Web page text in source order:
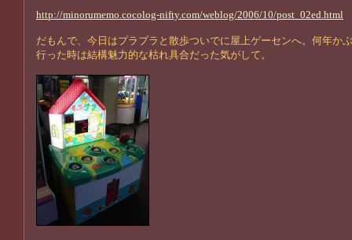
http://minorumemo.cocolog-nifty.com/weblog/2006/10/post_02ed.html
だもんで、今日はプラプラと散歩ついでに屋上ゲーセンへ。何年か
行った時は結構魅力的な枯れ具合だった気がして。